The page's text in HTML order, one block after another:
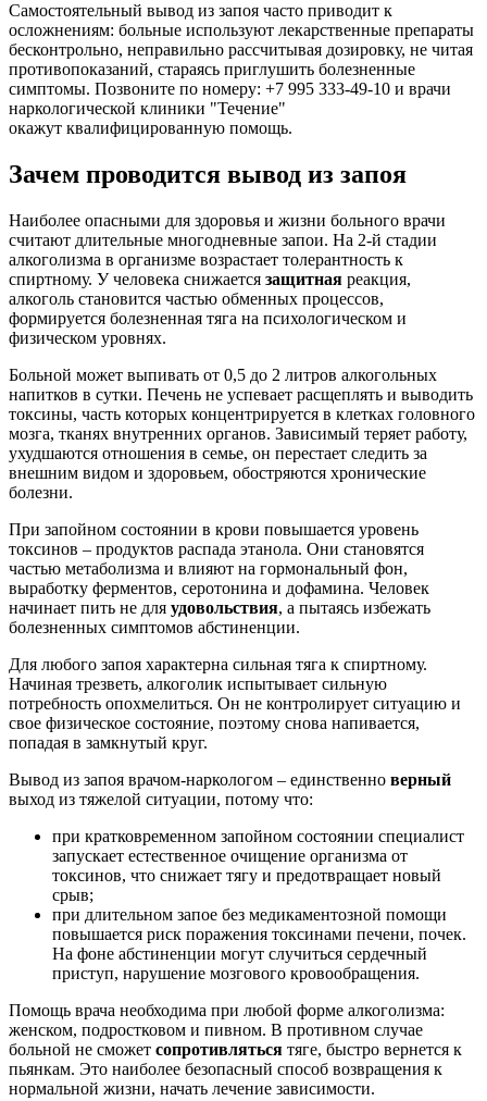
Самостоятельный вывод из запоя часто приводит к
осложнениям: больные используют лекарственные препараты
бесконтрольно, неправильно рассчитывая дозировку, не читая
противопоказаний, стараясь приглушить болезненные
симптомы. Позвоните по номеру: +7 995 333-49-10 и врачи
наркологической клиники "Течение"
окажут квалифицированную помощь.
Зачем проводится вывод из запоя
Наиболее опасными для здоровья и жизни больного врачи
считают длительные многодневные запои. На 2-й стадии
алкоголизма в организме возрастает толерантность к
спиртному. У человека снижается защитная реакция,
алкоголь становится частью обменных процессов,
формируется болезненная тяга на психологическом и
физическом уровнях.
Больной может выпивать от 0,5 до 2 литров алкогольных
напитков в сутки. Печень не успевает расщеплять и выводить
токсины, часть которых концентрируется в клетках головного
мозга, тканях внутренних органов. Зависимый теряет работу,
ухудшаются отношения в семье, он перестает следить за
внешним видом и здоровьем, обостряются хронические
болезни.
При запойном состоянии в крови повышается уровень
токсинов – продуктов распада этанола. Они становятся
частью метаболизма и влияют на гормональный фон,
выработку ферментов, серотонина и дофамина. Человек
начинает пить не для удовольствия, а пытаясь избежать
болезненных симптомов абстиненции.
Для любого запоя характерна сильная тяга к спиртному.
Начиная трезветь, алкоголик испытывает сильную
потребность опохмелиться. Он не контролирует ситуацию и
свое физическое состояние, поэтому снова напивается,
попадая в замкнутый круг.
Вывод из запоя врачом-наркологом – единственно верный
выход из тяжелой ситуации, потому что:
при кратковременном запойном состоянии специалист
запускает естественное очищение организма от
токсинов, что снижает тягу и предотвращает новый
срыв;
при длительном запое без медикаментозной помощи
повышается риск поражения токсинами печени, почек.
На фоне абстиненции могут случиться сердечный
приступ, нарушение мозгового кровообращения.
Помощь врача необходима при любой форме алкоголизма:
женском, подростковом и пивном. В противном случае
больной не сможет сопротивляться тяге, быстро вернется к
пьянкам. Это наиболее безопасный способ возвращения к
нормальной жизни, начать лечение зависимости.